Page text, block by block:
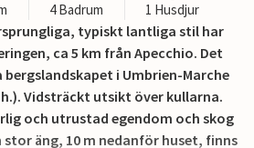
4 Badrum 1 Husdjur
typiskt lantliga stil har
ca 5 km från Apecchio. Det
i Umbrien-Marche
Vidsträckt utsikt över kullarna.
och utrustad egendom och skog
stor äng, 10 m nedanför huset, finns